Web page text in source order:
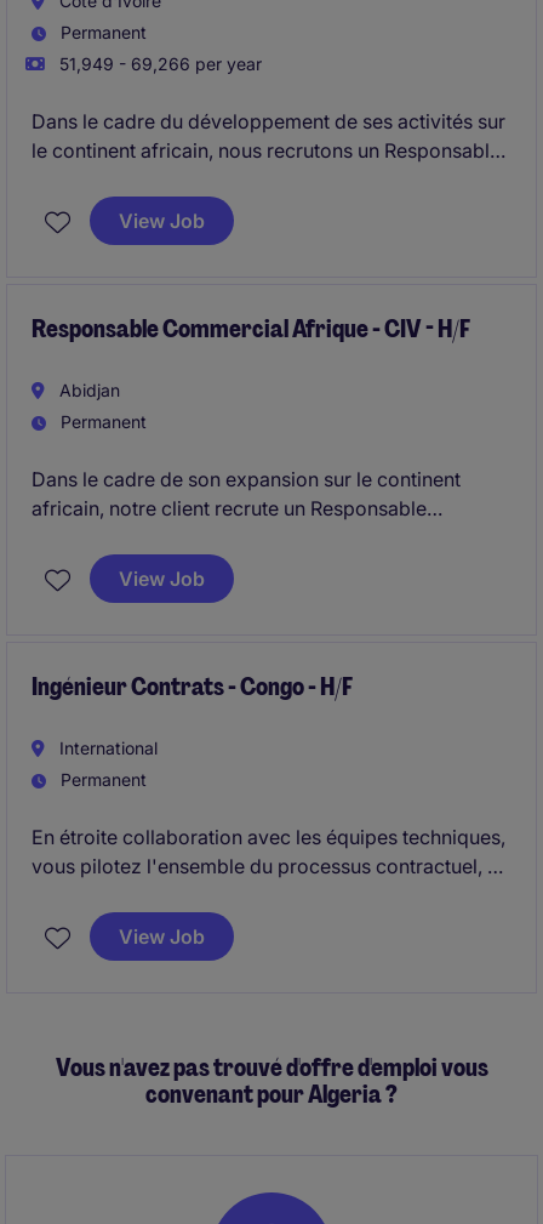
Permanent
51,949 - 69,266 per year
Dans le cadre du développement de ses activités sur
le continent africain, nous recrutons un Responsable
sécuriser les projets en cours et de structurer le
développement en Afrique de l'Ouest et centrale.
View Job
Responsable Commercial Afrique - CIV - H/F
Abidjan
Permanent
Dans le cadre de son expansion sur le continent
africain, notre client recrute un Responsable
commercialisation et accélérer le développement de
son portefeuille.
View Job
Ingénieur Contrats - Congo - H/F
International
Permanent
En étroite collaboration avec les équipes techniques,
vous pilotez l'ensemble du processus contractuel, de
contrats.
View Job
Vous n'avez pas trouvé d'offre d'emploi vous
convenant pour Algeria ?